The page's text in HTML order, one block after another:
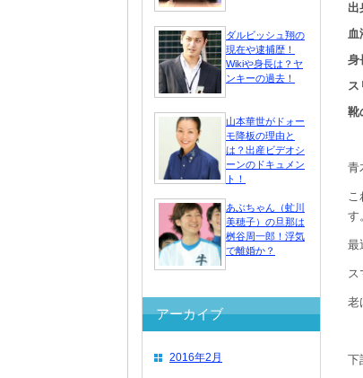
出
血
身
ス
靴
青
こ
す
最
ス
老
下
ダルビッシュ翔の
現在や逮捕歴！
Wikiや身長は？ヤ
ンキーの過去！
山本華世がドォー
モ降板の理由と
は？出産ビデオシ
ーンのドキュメン
ト！
あぶちゃん（虻川
美穂子）の旦那は
桝谷周一郎！浮気
で離婚か？
アーカイブ
2016年2月